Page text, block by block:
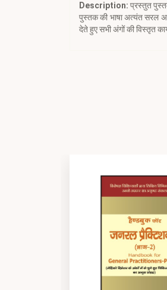
Description: प्रस्तुत
पुस्तक की भाषा अत्यंत सरल अवं
देते हुए सभी अंगों की विस्तृत